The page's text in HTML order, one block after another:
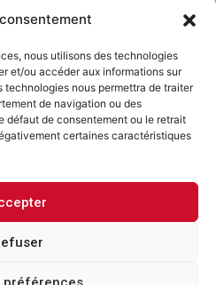
nous utilisons des technologies
et/ou accéder aux informations sur
technologies nous permettra de traiter
de navigation ou des
défaut de consentement ou le retrait
certaines caractéristiques